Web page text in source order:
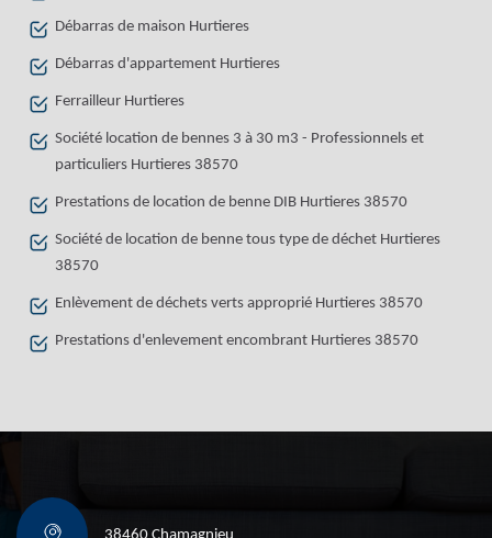
Débarras de maison Hurtieres
Débarras d'appartement Hurtieres
Ferrailleur Hurtieres
Société location de bennes 3 à 30 m3 - Professionnels et
particuliers Hurtieres 38570
Prestations de location de benne DIB Hurtieres 38570
Société de location de benne tous type de déchet Hurtieres
38570
Enlèvement de déchets verts approprié Hurtieres 38570
Prestations d'enlevement encombrant Hurtieres 38570